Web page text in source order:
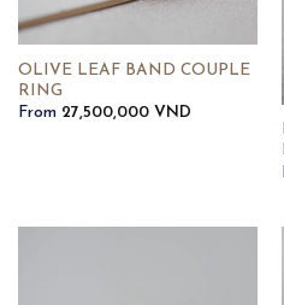
OLIVE LEAF BAND COUPLE
RING
From 27,500,000 VND